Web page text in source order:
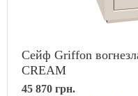
Сейф Griffon
CREAM
45 870 грн.